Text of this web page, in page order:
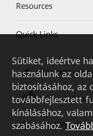
Resources
Quick Links
HUAWEI eKit
Huawei
HUAWEI eFly
Sütiket, ideértve
használunk az
biztosításához, az
továbbfejlesztett
kínálásához,
szabásához.